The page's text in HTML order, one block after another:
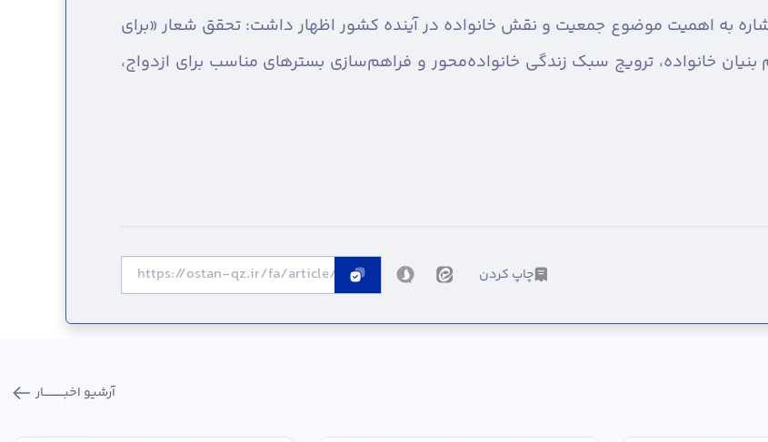
به اهمیت موضوع جمعیت و نقش خانواده در آینده کشور اظهار داشت: تحقق شعار «برای
بنیان خانواده، ترویج سبک زندگی خانواده‌محور و فراهم‌سازی بسترهای مناسب برای ازدواج،
چاپ کردن
آرشیو اخبـــــــــــار